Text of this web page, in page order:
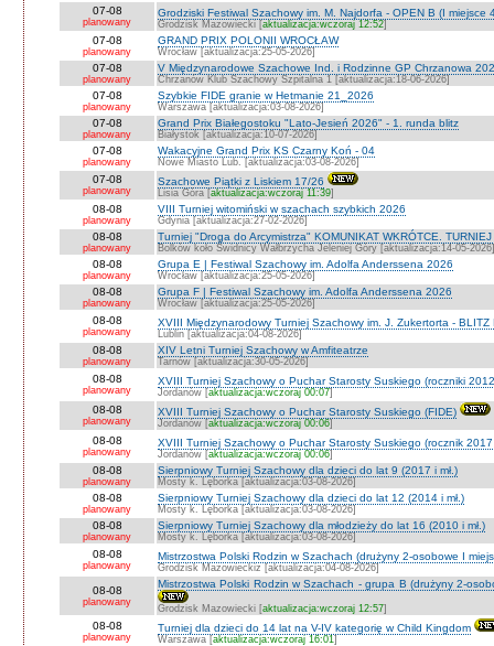
07-08
planowany
Grodziski Festiwal Szachowy im. M. Najdorfa - OPEN B (I miejsce
Grodzisk Mazowiecki [aktualizacja:wczoraj 12:52]
07-08
planowany
GRAND PRIX POLONII WROCŁAW
Wrocław [aktualizacja:25-05-2026]
07-08
planowany
V Międzynarodowe Szachowe Ind. i Rodzinne GP Chrzanowa
Chrzanów Klub Szachowy Szpitalna 1 [aktualizacja:18-06-2026]
07-08
planowany
Szybkie FIDE granie w Hetmanie 21_2026
Warszawa [aktualizacja:03-08-2026]
07-08
planowany
Grand Prix Białegostoku "Lato-Jesień 2026" - 1. runda blitz
Białystok [aktualizacja:10-07-2026]
07-08
planowany
Wakacyjne Grand Prix KS Czarny Koń - 04
Nowe Miasto Lub. [aktualizacja:03-08-2026]
07-08
planowany
Szachowe Piątki z Liskiem 17/26
Lisia Góra [aktualizacja:wczoraj 11:39]
08-08
planowany
VIII Turniej witomiński w szachach szybkich 2026
Gdynia [aktualizacja:27-02-2026]
08-08
planowany
Turniej "Droga do Arcymistrza" KOMUNIKAT WKRÓTCE.
Bolków koło Świdnicy Wałbrzycha Jeleniej Góry [aktualizacja:14-05-2026]
08-08
planowany
Grupa E | Festiwal Szachowy im. Adolfa Anderssena 2026
Wrocław [aktualizacja:25-05-2026]
08-08
planowany
Grupa F | Festiwal Szachowy im. Adolfa Anderssena 2026
Wrocław [aktualizacja:25-05-2026]
08-08
planowany
XVIII Międzynarodowy Turniej Szachowy im. J. Zukertorta -
Lublin [aktualizacja:04-08-2026]
08-08
planowany
XIV Letni Turniej Szachowy w Amfiteatrze
Tarnów [aktualizacja:30-05-2026]
08-08
planowany
XVIII Turniej Szachowy o Puchar Starosty Suskiego (roczniki
Jordanów [aktualizacja:wczoraj 00:07]
08-08
planowany
XVIII Turniej Szachowy o Puchar Starosty Suskiego (FIDE)
Jordanów [aktualizacja:wczoraj 00:06]
08-08
planowany
XVIII Turniej Szachowy o Puchar Starosty Suskiego (rocznik 2017
Jordanów [aktualizacja:wczoraj 00:06]
08-08
planowany
Sierpniowy Turniej Szachowy dla dzieci do lat 9 (2017 i mł.)
Mosty k. Lęborka [aktualizacja:03-08-2026]
08-08
planowany
Sierpniowy Turniej Szachowy dla dzieci do lat 12 (2014 i mł.)
Mosty k. Lęborka [aktualizacja:03-08-2026]
08-08
planowany
Sierpniowy Turniej Szachowy dla młodzieży do lat 16 (2010 i mł.)
Mosty k. Lęborka [aktualizacja:03-08-2026]
08-08
planowany
Mistrzostwa Polski Rodzin w Szachach (drużyny 2-osobowe I
Grodzisk Mazowieckiz [aktualizacja:04-08-2026]
08-08
planowany
Mistrzostwa Polski Rodzin w Szachach - grupa B (drużyny 2-
Grodzisk Mazowiecki [aktualizacja:wczoraj 12:57]
08-08
planowany
Turniej dla dzieci do 14 lat na V-IV kategorię w Child Kingdom
Warszawa [aktualizacja:wczoraj 16:01]